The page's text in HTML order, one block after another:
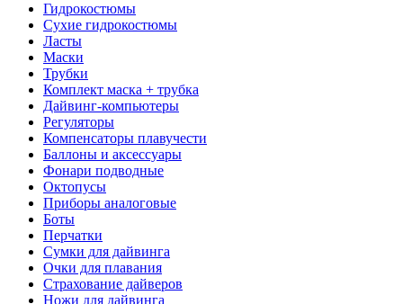
Гидрокостюмы
Сухие гидрокостюмы
Ласты
Маски
Трубки
Комплект маска + трубка
Дайвинг-компьютеры
Регуляторы
Компенсаторы плавучести
Баллоны и аксессуары
Фонари подводные
Октопусы
Приборы аналоговые
Боты
Перчатки
Сумки для дайвинга
Очки для плавания
Страхование дайверов
Ножи для дайвинга